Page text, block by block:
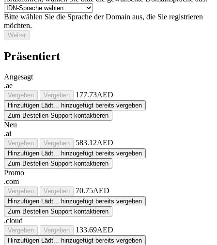
Bitte wählen Sie die Sprache der Domain aus, die Sie registrieren
möchten.
Weiter
Präsentiert
Angesagt
.ae
Vergeben Vergeben 177.73AED
Hinzufügen Lädt... hinzugefügt bereits vergeben
Zum Bestellen Support kontaktieren
Neu
.ai
Vergeben Vergeben 583.12AED
Hinzufügen Lädt... hinzugefügt bereits vergeben
Zum Bestellen Support kontaktieren
Promo
.com
Vergeben Vergeben 70.75AED
Hinzufügen Lädt... hinzugefügt bereits vergeben
Zum Bestellen Support kontaktieren
.cloud
Vergeben Vergeben 133.69AED
Hinzufügen Lädt... hinzugefügt bereits vergeben